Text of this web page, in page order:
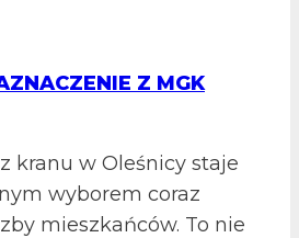
Plast
Oleśnica
Z MGK
kranu w Oleśnicy staje
wyborem coraz
mieszkańców. To nie